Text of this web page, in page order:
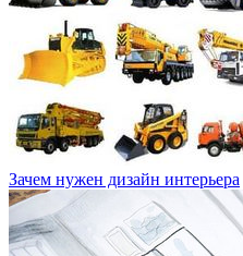
Зачем нужен дизайн интерьера